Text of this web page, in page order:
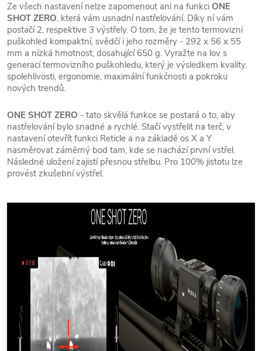
Ze všech nastavení nelze zapomenout ani na funkci ONE
SHOT ZERO, která vám usnadní nastřelování. Díky ní vám
postačí 2, respektive 3 výstřely. O tom, že je tento termovizní
puškohled kompaktní, svědčí i jeho rozměry - 292 x 56 x 55
mm a nízká hmotnost, dosahující 650 g. Vyražte na lov s
generací termovizního puškohledu, který je výsledkem kvality,
spolehlivosti, ergonomie, maximální funkčnosti a pokroku
nových trendů.
ONE SHOT ZERO - tato skvělá funkce se postará o to, aby
nastřelování bylo snadné a rychlé. Stačí vystřelit na terč, v
nastavení otevřít funkci Reticle a na základě os X a Y
nasměrovat záměrný bod tam, kde se nachází první vstřel.
Následné uložení zajistí přesnou střelbu. Pro 100% jistotu lze
provést zkušební výstřel.